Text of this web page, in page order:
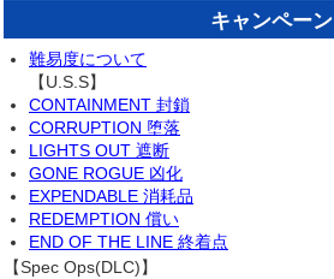
キャンペーン
難易度について
【U.S.S】
CONTAINMENT 封鎖
CORRUPTION 堕落
LIGHTS OUT 遮断
GONE ROGUE 凶化
EXPENDABLE 消耗品
REDEMPTION 償い
END OF THE LINE 終着点
【Spec Ops(DLC)】